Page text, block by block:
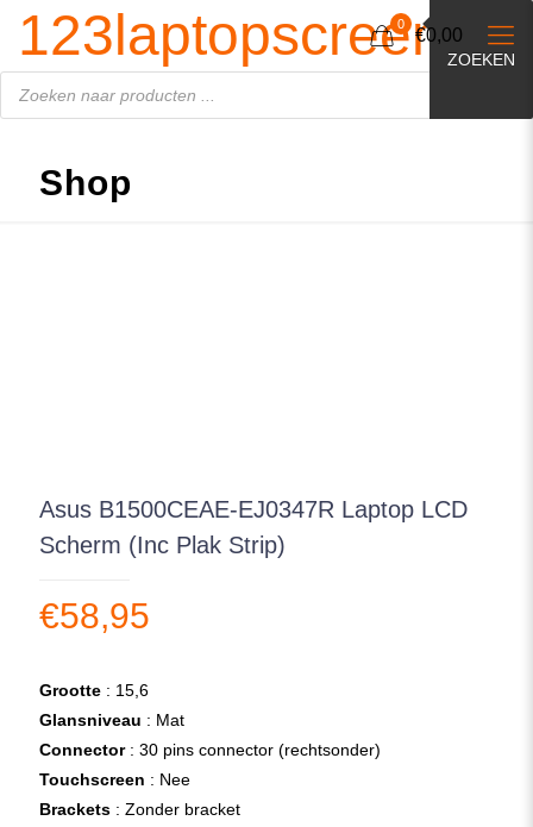
123laptopscreen.nl
zoeken
ZOEKEN
0
€0,00
Shop
Asus B1500CEAE-EJ0347R Laptop LCD
Scherm (Inc Plak Strip)
€58,95
Grootte : 15,6
Glansniveau : Mat
Connector: 30 pins connector (rechtsonder)
Touchscreen : Nee
Brackets : Zonder bracket